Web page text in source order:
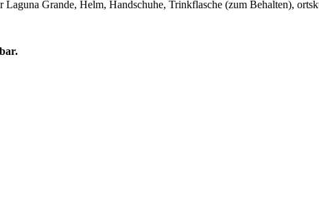
Grande, Helm, Handschuhe, Trinkflasche (zum Behalten),